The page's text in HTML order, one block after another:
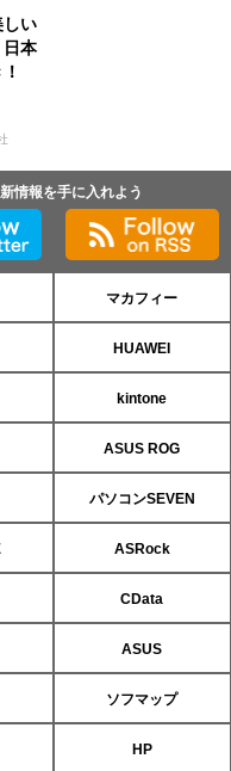
しい
日本
情報を手に入れよう
マカフィー
HUAWEI
kintone
ASUS ROG
パソコンSEVEN
ASRock
CData
ASUS
ソフマップ
HP